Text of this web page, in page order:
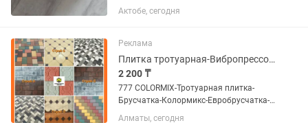
Приучена к лотку, хорошо ведет себя в
доме. Отличный вариант для частного
мышей. Ищем заботливых...
Актобе, сегодня
Реклама
Плитка тротуарная-Вибропрессованная брусчатка-COLORMIX
2 200 ₸
777 COLORMIX-Тротуарная плитка-
Брусчатка-Колормикс-Евробрусчатка-
Брусчатка Алматы-Плитка тротуарная-
Алматы, сегодня